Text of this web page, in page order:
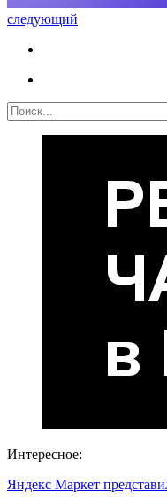
следующий
Интересное:
Яндекс Маркет